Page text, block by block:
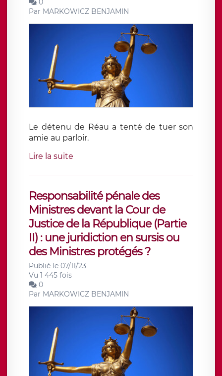
0
Par MARKOWICZ BENJAMIN
Le détenu de Réau a tenté de tuer son
amie au parloir.
Lire la suite
Responsabilité pénale des
Ministres devant la Cour de
Justice de la République (Partie
II) : une juridiction en sursis ou
des Ministres protégés ?
Publié le 07/11/23
Vu 1 445 fois
0
Par MARKOWICZ BENJAMIN